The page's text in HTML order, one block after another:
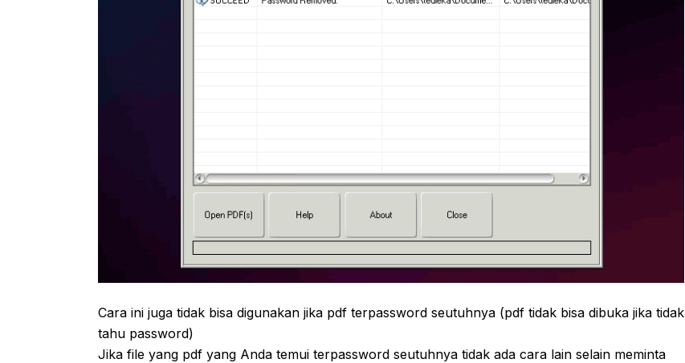
Cara ini juga tidak bisa digunakan jika pdf terpassword seutuhnya (pdf tidak bisa dibuka jika tidak
tahu password)
Jika file yang pdf yang Anda temui terpassword seutuhnya tidak ada cara lain selain meminta